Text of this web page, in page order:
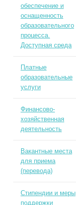
обеспечение и
оснащенность
образовательного
процесса.
Доступная среда
Платные
образовательные
услуги
Финансово-
хозяйственная
деятельность
Вакантные места
для приема
(перевода)
Стипендии и меры
поддержки